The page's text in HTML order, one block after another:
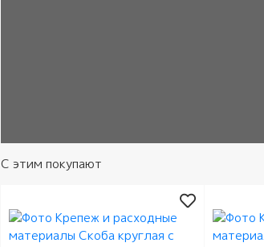
С этим покупают